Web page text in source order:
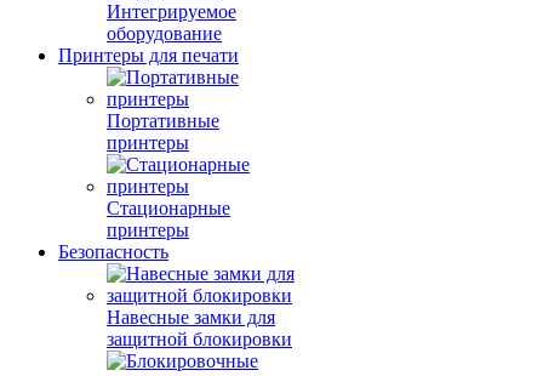
Интегрируемое
оборудование
Принтеры для печати
Портативные
принтеры
Стационарные
принтеры
Безопасность
Навесные замки для
защитной блокировки